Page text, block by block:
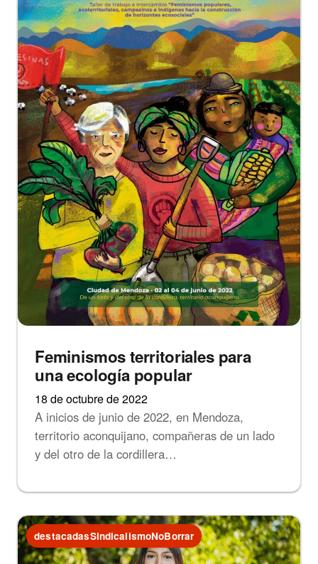
Feminismos territoriales para
una ecología popular
18 de octubre de 2022
A inicios de junio de 2022, en Mendoza,
territorio aconquijano, compañeras de un lado
y del otro de la cordillera…
destacadasSindicalismoNoBorrar